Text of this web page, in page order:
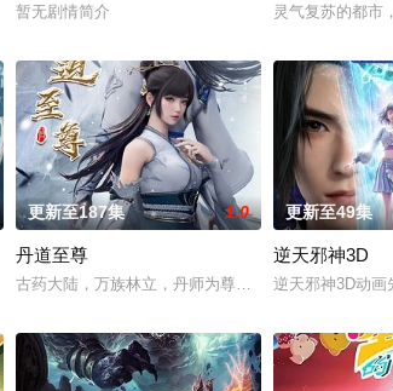
忍杀害后抛尸乱葬岗。濒死之际，他唤醒了上古魔刀
落凡尘沦为底层杂役！身怀绝世造化神丹与逆天功法
暂无剧情简介 灵气复苏的都市
原本以为自己可以从此吃香喝辣，一跃成为人上人时
玄楼刺客江元与九璇宗圣女韶月奉命成婚。两人在洞
更新至187集 1.0
丹道至尊
古药大陆，万族林立，丹师为尊；双生武脉，再现世
更新至49集
逆天邪神3D
逆天邪神3D动画